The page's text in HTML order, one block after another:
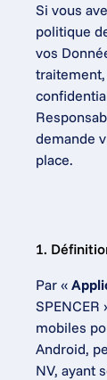
Si vous
politique
vos
demande
place.
1.
Par «
mobiles
Android,
NV, ayant